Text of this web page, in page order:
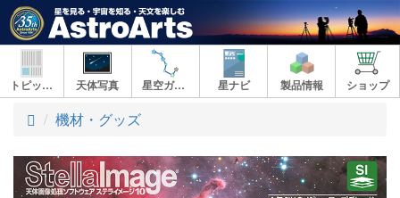
トピックス 天体写真 星空ガイド 星ナビ 製品情報 ショップ
ト
プ
機材・グッズ